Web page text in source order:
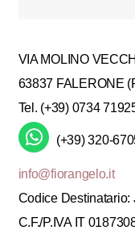
VIA MOLINO
63837 FALERONE
Tel. (+39) 0734
(+39) 320-
info@fiorangelo.it
Codice Destinatario:
C.F./P.IVA IT